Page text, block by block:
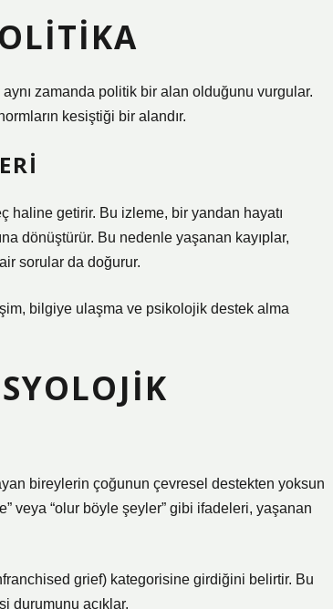
zamanda politik bir alan olduğunu vurgular.
kesiştiği bir alandır.
haline getirir. Bu izleme, bir yandan hayatı
dönüştürür. Bu nedenle yaşanan kayıplar,
sorular da doğurur.
bilgiye ulaşma ve psikolojik destek alma
bireylerin çoğunun çevresel destekten yoksun
veya “olur böyle şeyler” gibi ifadeleri, yaşanan
grief) kategorisine girdiğini belirtir. Bu
durumunu açıklar.